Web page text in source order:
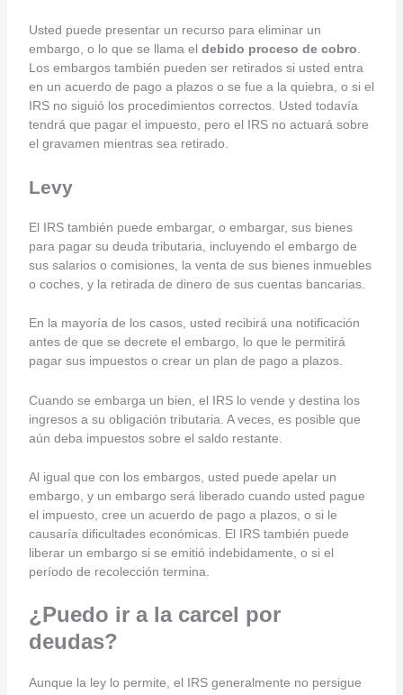
Usted puede presentar un recurso para eliminar un
embargo, o lo que se llama el debido proceso de cobro.
Los embargos también pueden ser retirados si usted entra
en un acuerdo de pago a plazos o se fue a la quiebra, o si el
IRS no siguió los procedimientos correctos. Usted todavía
tendrá que pagar el impuesto, pero el IRS no actuará sobre
el gravamen mientras sea retirado.
Levy
El IRS también puede embargar, o embargar, sus bienes
para pagar su deuda tributaria, incluyendo el embargo de
sus salarios o comisiones, la venta de sus bienes inmuebles
o coches, y la retirada de dinero de sus cuentas bancarias.
En la mayoría de los casos, usted recibirá una notificación
antes de que se decrete el embargo, lo que le permitirá
pagar sus impuestos o crear un plan de pago a plazos.
Cuando se embarga un bien, el IRS lo vende y destina los
ingresos a su obligación tributaria. A veces, es posible que
aún deba impuestos sobre el saldo restante.
Al igual que con los embargos, usted puede apelar un
embargo, y un embargo será liberado cuando usted pague
el impuesto, cree un acuerdo de pago a plazos, o si le
causaría dificultades económicas. El IRS también puede
liberar un embargo si se emitió indebidamente, o si el
período de recolección termina.
¿Puedo ir a la carcel por
deudas?
Aunque la ley lo permite, el IRS generalmente no persigue